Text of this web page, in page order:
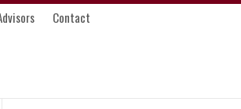
Contact